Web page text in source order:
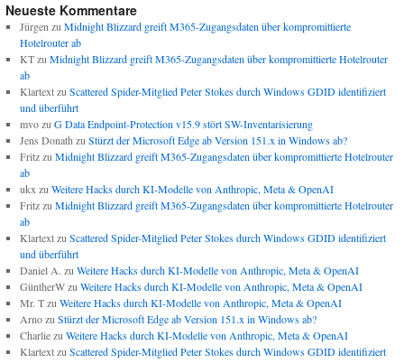
Neueste Kommentare
Jürgen zu Midnight Blizzard greift M365-Zugangsdaten über kompromittierte
Hotelrouter ab
KTzu Midnight Blizzard greift M365-Zugangsdaten über kompromittierte Hotelrouter
ab
Klartextzu Scattered Spider-Mitglied Peter Stokes durch Windows GDID identifiziert
und überführt
mvozu G Data Endpoint-Protection v15.9 stört SW-Inventarisierung
Jens Donath zu Stürzt der Microsoft Edge ab Version 151.x in Windows ab?
Fritzzu Midnight Blizzard greift M365-Zugangsdaten über kompromittierte Hotelrouter
ab
ukx zu Weitere Hacks durch KI-Modelle von Anthropic, Meta & OpenAI
Fritzzu Midnight Blizzard greift M365-Zugangsdaten über kompromittierte Hotelrouter
ab
Klartextzu Scattered Spider-Mitglied Peter Stokes durch Windows GDID identifiziert
und überführt
Daniel A. zu Weitere Hacks durch KI-Modelle von Anthropic, Meta & OpenAI
GüntherWzu Weitere Hacks durch KI-Modelle von Anthropic, Meta & OpenAI
Mr. Tzu Weitere Hacks durch KI-Modelle von Anthropic, Meta & OpenAI
Arnozu Stürzt der Microsoft Edge ab Version 151.x in Windows ab?
Charliezu Weitere Hacks durch KI-Modelle von Anthropic, Meta & OpenAI
Klartextzu Scattered Spider-Mitglied Peter Stokes durch Windows GDID identifiziert